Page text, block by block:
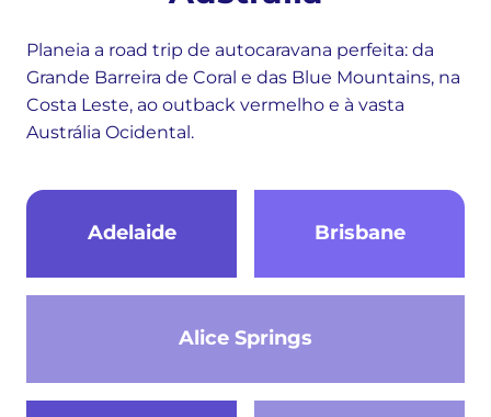
Planeia a road trip de autocaravana perfeita: da
Grande Barreira de Coral e das Blue Mountains, na
Costa Leste, ao outback vermelho e à vasta
Austrália Ocidental.
Adelaide
Alice Springs
Brisbane